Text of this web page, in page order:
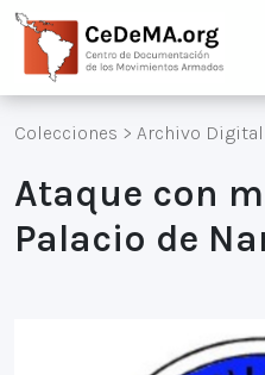
Colecciones > Archivo Digital
Ataque con
Palacio de